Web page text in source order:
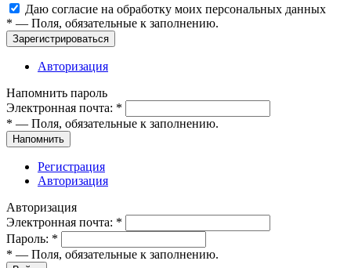
Даю согласие на обработку моих персональных данных
* — Поля, обязательные к заполнению.
Зарегистрироваться
Авторизация
Напомнить пароль
Электронная почта: *
* — Поля, обязательные к заполнению.
Напомнить
Регистрация
Авторизация
Авторизация
Электронная почта: *
Пароль: *
* — Поля, обязательные к заполнению.